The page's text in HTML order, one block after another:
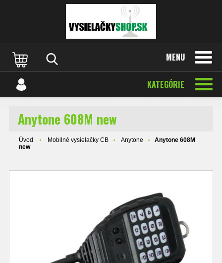
MENU
KATEGÓRIE
Anytone 608M new
Úvod Mobilné vysielačky CB Anytone
Anytone 608M
new